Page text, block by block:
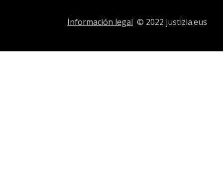
Información legal © 2022 justizia.eus